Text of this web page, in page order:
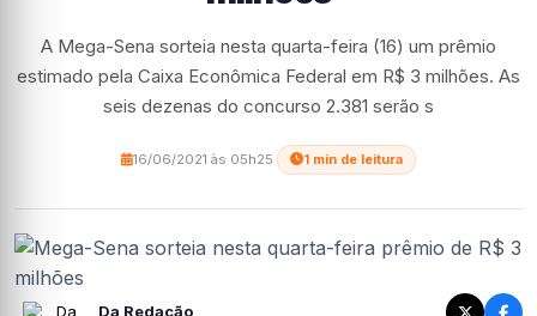
A Mega-Sena sorteia nesta quarta-feira (16) um prêmio
estimado pela Caixa Econômica Federal em R$ 3 milhões. As
seis dezenas do concurso 2.381 serão s
16/06/2021 às 05h25 1 min de leitura
Da Redação